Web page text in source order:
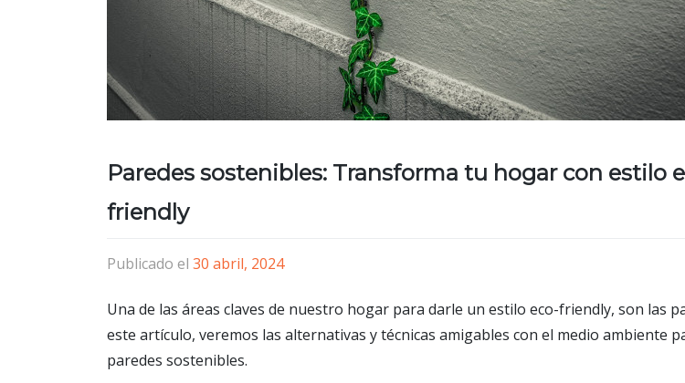
Paredes sostenibles: Transforma tu hogar con estilo
friendly
Publicado el 30 abril, 2024
Una de las áreas claves de nuestro hogar para darle un estilo eco-friendly, son las
este artículo, veremos las alternativas y técnicas amigables con el medio ambiente
paredes sostenibles.